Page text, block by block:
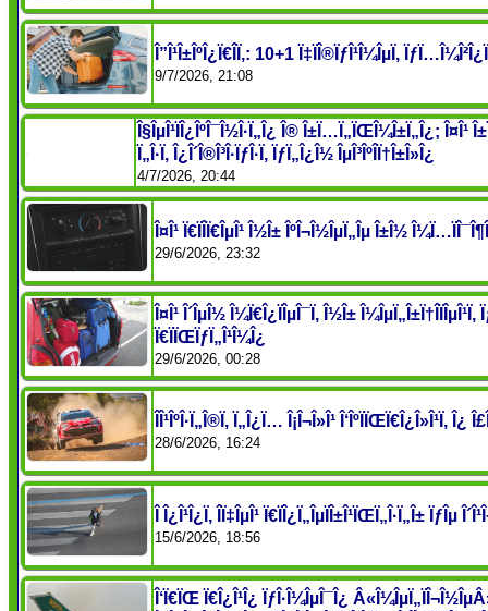
Î”Î¹Î±ÎºÎ¿Ï€Î­Ï‚: 10+1 Ï‡ÏÎ®ÏƒÎ¹Î¼ÎµÏ‚
9/7/2026, 21:08
Î§ÎµÎ¹ÏÎ¿ÎºÎ¯Î½Î·Ï„Î¿ Î® Î±Ï…Ï„ÏŒÎ¼Î±Ï„Î¿; Î¤Î¹
Ï„Î·Ï‚ Î¿Î´Î®Î³Î·ÏƒÎ·Ï‚ ÏƒÏ„Î¿Î½ ÎµÎ³ÎºÎ­Ï†Î±Î»Î¿
4/7/2026, 20:44
Î¤Î¹ Ï€ÏÎ­Ï€ÎµÎ¹ Î½Î± ÎºÎ¬Î½ÎµÏ„Îµ Î±Î½
29/6/2026, 23:32
Î¤Î¹ Î´ÎµÎ½ Î¼Ï€Î¿ÏÎµÎ¯Ï‚ Î½Î±
Ï€ÏÏŒÏƒÏ„Î¹Î¼Î¿
29/6/2026, 00:28
ÎÎ¹ÎºÎ·Ï„Î®Ï‚ Ï„Î¿Ï… Î¡Î¬Î»Î¹ Î‘ÎºÏÏŒÏ€Î¿Î»Î¹Ï‚
28/6/2026, 16:24
Î Î¿Î¹Î¿Ï‚ Î­Ï‡ÎµÎ¹ Ï€ÏÎ¿Ï„ÎµÏÎ±Î¹ÏŒÏ„Î·Ï„Î±
15/6/2026, 18:56
Î‘Ï€ÏŒ Ï€Î¿Î¹Î¿ ÏƒÎ·Î¼ÎµÎ¯Î¿